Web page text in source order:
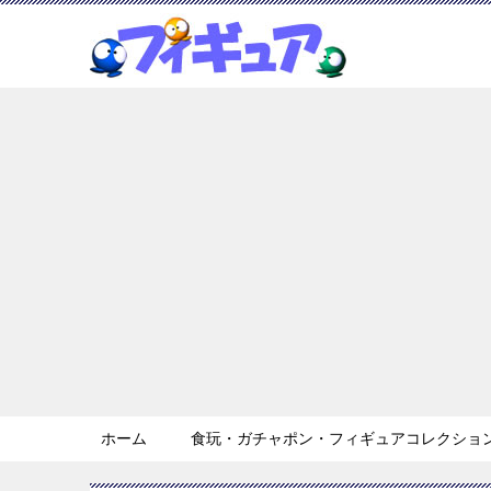
ホーム 食玩・ガチャポン・フィギュアコレクショ